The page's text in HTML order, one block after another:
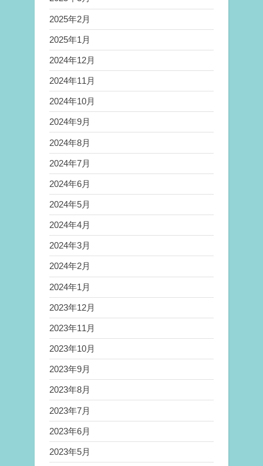
2025年2月
2025年1月
2024年12月
2024年11月
2024年10月
2024年9月
2024年8月
2024年7月
2024年6月
2024年5月
2024年4月
2024年3月
2024年2月
2024年1月
2023年12月
2023年11月
2023年10月
2023年9月
2023年8月
2023年7月
2023年6月
2023年5月